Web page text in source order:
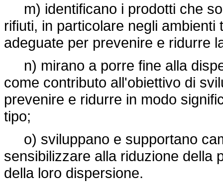
m) identificano i prodotti che
rifiuti, in particolare negli
adeguate per prevenire e ridurre
n) mirano a porre fine alla
come contributo all'obiettivo di
prevenire e ridurre in modo
tipo;
o) sviluppano e supportano
sensibilizzare alla riduzione della
della loro dispersione.